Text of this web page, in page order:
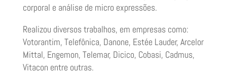
corporal e análise de micro expressões.
Realizou diversos trabalhos, em empresas como:
Votorantim, Telefônica, Danone, Estée Lauder, Arcelor
Mittal, Engemon, Telemar, Dicico, Cobasi, Cadmus,
Vitacon entre outras.